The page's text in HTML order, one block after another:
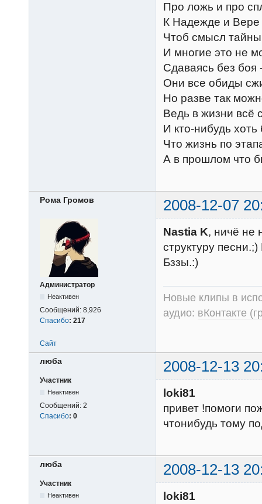
Про ложь и про
К Надежде и Вере
Чтоб смысл тайны
И многие это не
Сдаваясь без боя
Они все обиды
Но разве так
Ведь в жизни всё
И кто-нибудь
Что жизнь по
А в прошлом что
Рома Громов 2008-12-07
Администратор
Неактивен
Сообщений: 8,926
Спасибо: 217
Nastia K, ничё не
структуру
Бззы.:)
Новые клипы в
аудио: вКонтакте
Сайт
люба 2008-12-13
Участник
Неактивен
Сообщений: 2
Спасибо: 0
loki81
привет !помоги
чтонибудь тому
люба 2008-12-13
Участник
Неактивен
loki81